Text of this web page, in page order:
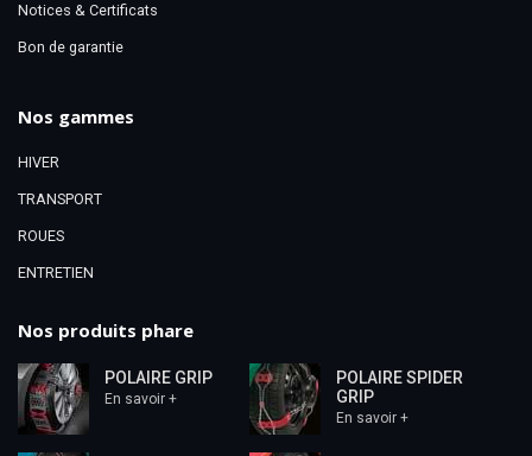
Notices & Certificats
Bon de garantie
Nos gammes
HIVER
TRANSPORT
ROUES
ENTRETIEN
Nos produits phare
POLAIRE GRIP
En savoir +
POLAIRE SPIDER
GRIP
En savoir +